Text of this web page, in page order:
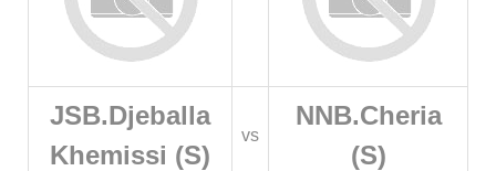
JSB.Djeballa
Khemissi (S)
vs
NNB.Cheria
(S)